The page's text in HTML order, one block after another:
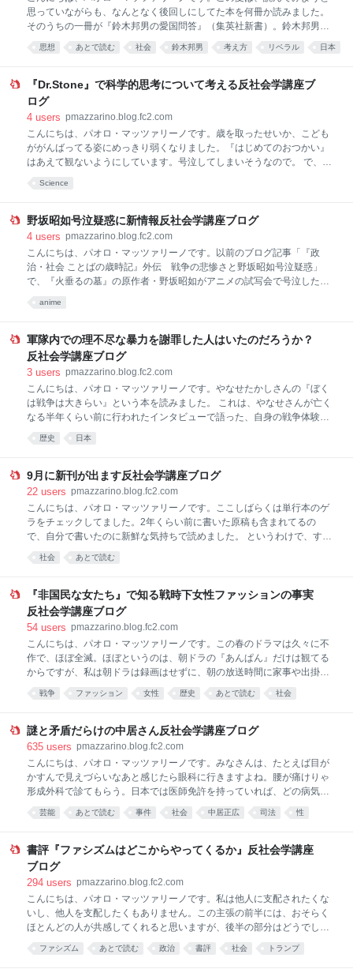
のにして、ウザいけど憎めないヤツに仕上げてるのが見事。 仕事もプラ
イベートも「完璧」だったはずの勝男の人生は、同棲して家事を一手に
突然崩れ去ります。事態を
思っていながらも、なんとなく後回しにしてた本を何冊か読みました。
そのうちの一冊が『鈴木邦男の愛国問答』（集英社新書）。鈴木邦男さ
んはもっともリベラルな右翼として私は一目置いていたのですが、世間
的には知る人ぞ知る、くらいの認知度だったので、2023年に亡くなった
く、亡くなったことを知りませんでした。 私は2022年に刊行した『思
考の憑きもの』の「世にも奇妙な「反日」の巻」で鈴木さんの著書から
いくつか引用しています。 歴史の教科書を反日教科書と激しく攻撃して
初めから終わりまで日本を否定してる反日教科書なんてものはない。解
釈がわかれる歴史的事件に関しては両論併記してこどもたちに考えさせ
ればいい、とリベラル
思想 あとで読む 社会 鈴木邦男 考え方 リベラル 日本
『Dr.Stone』で科学的思考について考える反社会学講座ブ
ログ
4 users pmazzarino.blog.fc2.com
こんにちは、パオロ・マッツァリーノです。歳を取ったせいか、こども
ががんばってる姿にめっきり弱くなりました。『はじめてのおつかい』
はあえて観ないようにしています。号泣してしまいそうなので。 で、油
奮闘ぶりに、泣かされました。 主人公の高校生科学者・千空は、科学知
識のないこどもでも時間さえかければ確実に復活液を作れる製法を書き
残しておきました。それを頼りに、スイカは石化した仲間たちを復活さ
せる復活液を作り始めますが、何度も失敗します。でも決してあきらめ
ず挑戦を繰り返し、ついにやり遂げるのです。 復活した千空のセリフ
で用意した仕掛けに
Science
野坂昭如号泣疑惑に新情報反社会学講座ブログ
4 users pmazzarino.blog.fc2.com
こんにちは、パオロ・マッツァリーノです。以前のブログ記事「『政
治・社会 ことばの歳時記』外伝 戦争の悲惨さと野坂昭如号泣疑惑」
で、『火垂るの墓』の原作者・野坂昭如がアニメの試写会で号泣したと
座談会』ではないかとの指摘でした。 確認のため、さっそく私もその本
を読んでみました。結論からいうと、ご指摘は正しいと思います。野坂
号泣の話は、この本で岡田斗司夫さんが語ったガセネタを信じた人たち
う。 この本で岡田さんは、野坂が号泣して試写会から「逃げ出したそう
ですね」と伝聞情報として話してますが、どこで誰に聞いたかはあきら
かにしてません。 しかも、
anime
軍隊内での理不尽な暴力を謝罪した人はいたのだろうか？
反社会学講座ブログ
3 users pmazzarino.blog.fc2.com
こんにちは、パオロ・マッツァリーノです。やなせたかしさんの『ぼく
は戦争は大きらい』という本を読みました。 これは、やなせさんが亡く
なる半年くらい前に行われたインタビューで語った、自身の戦争体験を
まとめたものです。 なぜこれを読んだかといいますと、朝ドラ『あんぱ
ん』の軍隊生活編のなかのワンシーンに疑問を感じたからです。 やなせ
ささいなことで殴られまくります。日本の軍隊内で下の者を殴る理不尽
な暴力が横行し、黙認されていたことは、あまたの軍隊経験者によって
語られている事実です。日本軍に不都合な事実をすべてなかったことに
したがる歴史修正主義者でさえ、この事実は否定してません。 『あんぱ
ん』では、たかしが軍隊内での試験に合格して下士官になると、殴って
け混じりに詫びを入れ、た
歴史 日本
9月に新刊が出ます反社会学講座ブログ
22 users pmazzarino.blog.fc2.com
こんにちは、パオロ・マッツァリーノです。ここしばらくは単行本のゲ
ラをチェックしてました。2年くらい前に書いた原稿も含まれてるの
で、自分で書いたのに新鮮な気持ちで読めました。 というわけで、すで
に書店サイトでは情報が解禁になってますが、久々の新刊が9月発売予
定です。 『ヘンなのはどっち？ 反社会学2.0――タレント性加害、原
はワンテーマでなく、いろいろなテーマが盛り込まれてることが多いの
で、要素を全部書名に入れようとすると長くなってしまうんですよね。
まあでも、最近は長い書名の本が増えてるそうです。もしかしたら、書
ったりするとか？ 版元はさくら舎。論語と孔子の真の姿を歴史的事実か
ら検証した『エライ人にはウソがある』を出した出版社との久しぶりの
仕事です。 出版社から
社会 あとで読む
『非国民な女たち』で知る戦時下女性ファッションの事実
反社会学講座ブログ
54 users pmazzarino.blog.fc2.com
こんにちは、パオロ・マッツァリーノです。この春のドラマは久々に不
作で、ほぼ全滅。ほぼというのは、朝ドラの『あんぱん』だけは観てる
からですが、私は朝ドラは録画はせずに、朝の放送時間に家事や出掛け
る支度をしながら観てる感じなので、きちんと観てるとはいえません。
それでも話の流れについていけるのが、朝ドラならではなのですが。 い
「贅沢は敵だ」みたいな貼り紙が町のセットに貼られてました。 じっく
り観てないのでドラマに出てきたかわかりませんが、戦時下のスローガ
ンとして「贅沢は敵だ」に並んで有名だったのが、「パーマネントはや
めましょう」。 あれって、よく考えるとヘンじゃないですか。たとえば
現代の日本では、どこの駅にも「痴漢・盗撮に注意」というポスターが
害が実際に多数起きているか
戦争 ファッション 女性 歴史 あとで読む 社会
謎と矛盾だらけの中居さん反社会学講座ブログ
635 users pmazzarino.blog.fc2.com
こんにちは、パオロ・マッツァリーノです。みなさんは、たとえば目が
かすんで見えづらいなあと感じたら眼科に行きますよね。腰が痛けりゃ
形成外科で診てもらう。日本では医師免許を持っていれば、どの病気を
診察・治療してもかまわないのですよ。それなのになぜみなさんは、病
気になったら症状に応じて専門の診療科を受診するのですか？ それは、
師がいないからです。だからそれぞれの医師は、特定の部位や症状の治
療に専念して専門医としての実績を上げていくわけです。そういう医師
に診てもらったほうが病気が治る確率が高くなるとわかってるから、み
かってる？ そう、これはあたりまえのことなんです。では、中居正広
さんはなぜ、企業法務が専門の弁護士を自分の代理人にしたのでしょ
う？ 中居さんは第三者委員会の
芸能 あとで読む 事件 社会 中居正広 司法 性
書評『ファシズムはどこからやってくるか』反社会学講座
ブログ
294 users pmazzarino.blog.fc2.com
こんにちは、パオロ・マッツァリーノです。私は他人に支配されたくな
いし、他人を支配したくもありません。この主張の前半には、おそらく
ほとんどの人が共感してくれると思いますが、後半の部分はどうでしょ
うか。支配されたくはないが、他人を支配したいという欲求を持ってる
人は、じつはかなり多いのでは？ 5割の人間がそうだとしても私は驚
ファシズム あとで読む 政治 書評 社会 トランプ